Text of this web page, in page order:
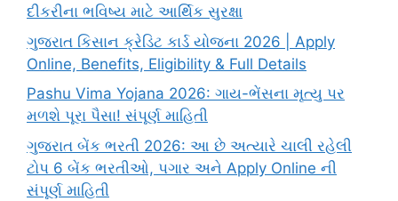
દીકરીના ભવિષ્ય માટે આર્થિક સુરક્ષા
ગુજરાત કિસાન ક્રેડિટ કાર્ડ યોજના 2026 | Apply
Online, Benefits, Eligibility & Full Details
Pashu Vima Yojana 2026: ગાય-ભેંસના મૃત્યુ પર
મળશે પૂરા પૈસા! સંપૂર્ણ માહિતી
ગુજરાત બેંક ભરતી 2026: આ છે અત્યારે ચાલી રહેલી
ટોપ 6 બેંક ભરતીઓ, પગાર અને Apply Online ની
સંપૂર્ણ માહિતી